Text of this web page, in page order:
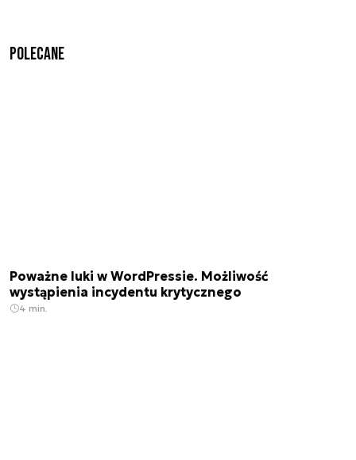
Polecane
Poważne luki w WordPressie. Możliwość
wystąpienia incydentu krytycznego
4 min.